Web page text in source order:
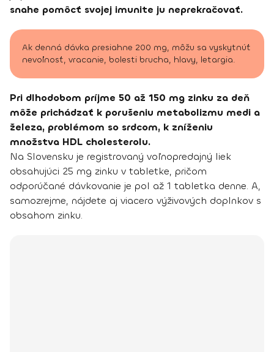
snahe pomôcť svojej imunite ju neprekračovať.
Ak denná dávka presiahne 200 mg, môžu sa vyskytnúť
nevoľnosť, vracanie, bolesti brucha, hlavy, letargia.
Pri dlhodobom príjme 50 až 150 mg zinku za deň
môže prichádzať k porušeniu metabolizmu medi a
železa, problémom so srdcom, k zníženiu
množstva HDL cholesterolu.
Na Slovensku je registrovaný voľnopredajný liek
obsahujúci 25 mg zinku v tabletke, pričom
odporúčané dávkovanie je pol až 1 tabletka denne. A,
samozrejme, nájdete aj viacero výživových doplnkov s
obsahom zinku.